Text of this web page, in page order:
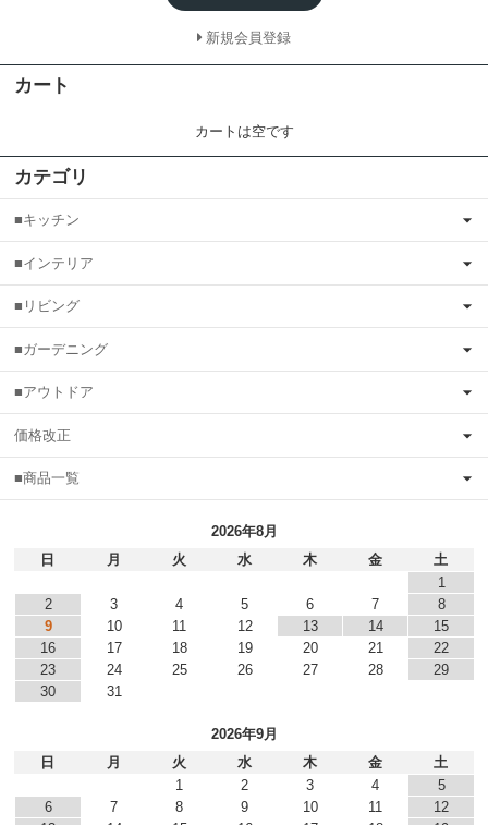
新規会員登録
カート
カートは空です
カテゴリ
■キッチン
■インテリア
■リビング
■ガーデニング
■アウトドア
価格改正
■商品一覧
2026年8月
日
月 火 水 木 金
土
1
2
3 4 5 6 7
8
9
10 11 12 13 14
15
16
17 18 19 20 21
22
23
24 25 26 27 28
29
30
31
2026年9月
日
月 火 水 木 金
土
1
2 3 4
5
6
7 8 9 10 11
12